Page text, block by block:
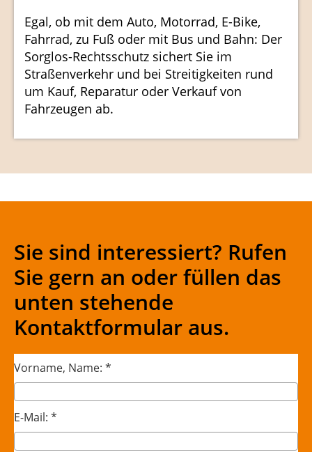
Egal, ob mit dem Auto, Motorrad, E-Bike,
Fahrrad, zu Fuß oder mit Bus und Bahn: Der
Sorglos-Rechtsschutz sichert Sie im
Straßenverkehr und bei Streitigkeiten rund
um Kauf, Reparatur oder Verkauf von
Fahrzeugen ab.
Sie sind interessiert? Rufen
Sie gern an oder füllen das
unten stehende
Kontaktformular aus.
Vorname, Name: *
E-Mail: *